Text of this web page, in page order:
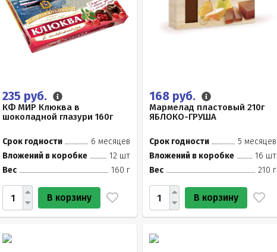
235 руб.
КФ МИР Клюква в
шоколадной глазури 160г
Срок годности
6 месяцев
Вложений в коробке
12 шт
Вес
160 г
В корзину
168 руб.
Мармелад пластовый 210г
ЯБЛОКО-ГРУША
Срок годности
5 месяцев
Вложений в коробке
16 шт
Вес
210 г
В корзину